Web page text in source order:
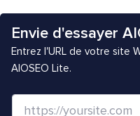
Envie d'essayer
Entrez l'URL de votre site
AIOSEO Lite.